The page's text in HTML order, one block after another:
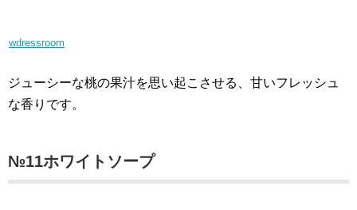
wdressroom
ジューシーな桃の果汁を思い起こさせる、甘いフレッシュ
な香りです。
№11ホワイトソープ